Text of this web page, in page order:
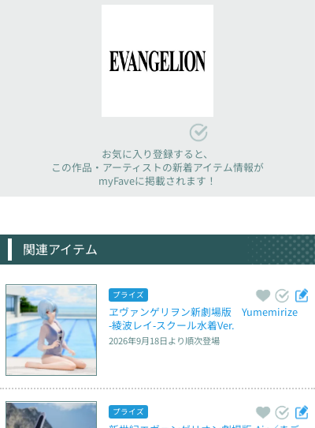
お気に入り登録すると、
この作品・アーティストの新着アイテム情報が
myFaveに掲載されます！
関連アイテム
プライズ
ヱヴァンゲリヲン新劇場版　Yumemirize
‐綾波レイ‐スクール水着Ver.
2026年9月18日より順次登場
プライズ